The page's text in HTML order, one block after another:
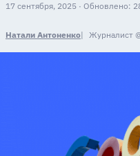
17 сентября, 2025 · Обновлено:
Натали Антоненко Журналист